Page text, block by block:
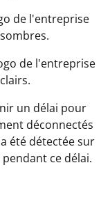
de l'entreprise
de l'entreprise
un délai pour
déconnectés
été détectée sur
ce délai.